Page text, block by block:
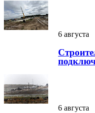
6 августа
6 августа